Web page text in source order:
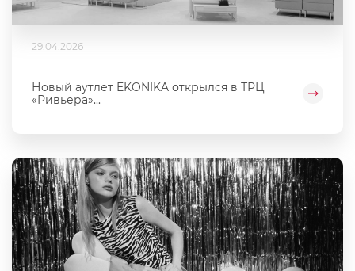
29.04.2026
Новый аутлет EKONIKA открылся в ТРЦ
«Ривьера»...